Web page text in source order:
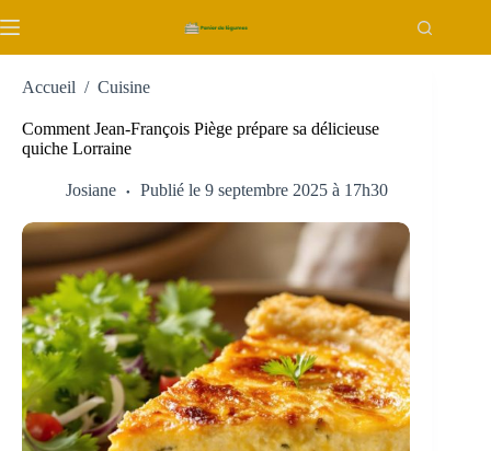
au
Accueil / Cuisine
Comment Jean-François Piège prépare sa délicieuse
quiche Lorraine
Josiane Publié le 9 septembre 2025 à 17h30